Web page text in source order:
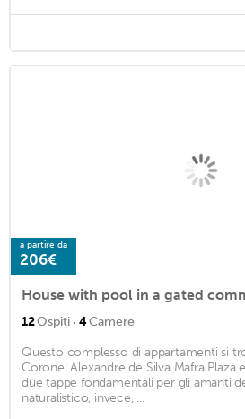
a partire da
206€
House with pool in a gated
12Ospiti · 4Camere
Questo complesso di appartamenti si
Coronel Alexandre de Silva Mafra Plaza
due tappe fondamentali per gli amanti
naturalistico, invece, ...